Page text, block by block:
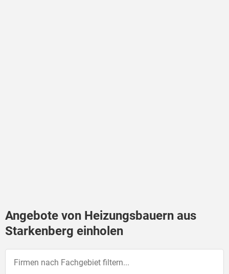
Angebote von Heizungsbauern aus
Starkenberg einholen